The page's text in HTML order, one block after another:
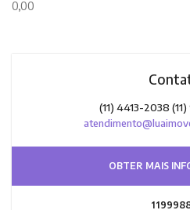
0,00
(11) 4413-2038
OBTER MAIS